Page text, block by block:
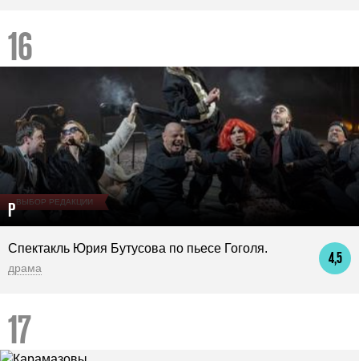
ВЫБОР РЕДАКЦИИ
Р
4,5
Спектакль Юрия Бутусова по пьесе Гоголя.
драма